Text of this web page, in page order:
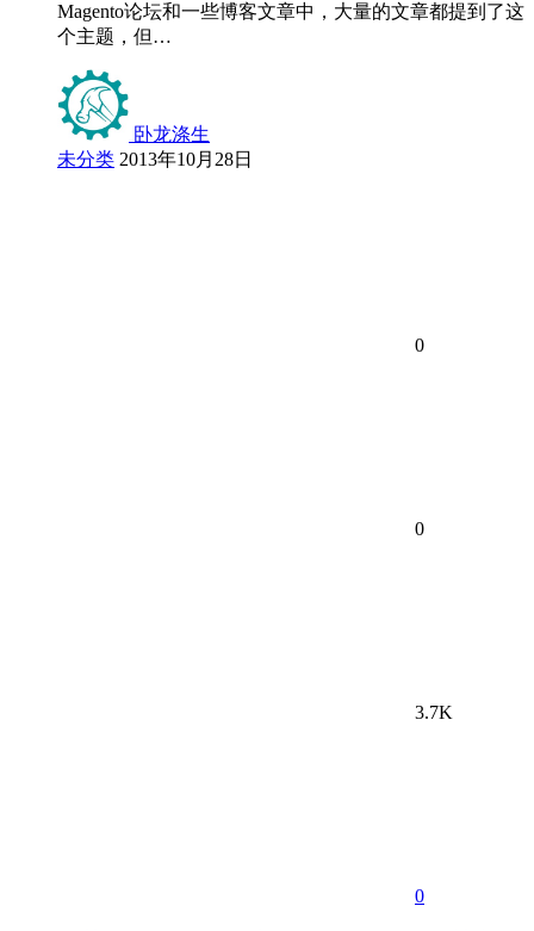
Magento论坛和一些博客文章中，大量的文章都提到了这
个主题，但…
卧龙涤生
未分类 2013年10月28日
0
0
3.7K
0